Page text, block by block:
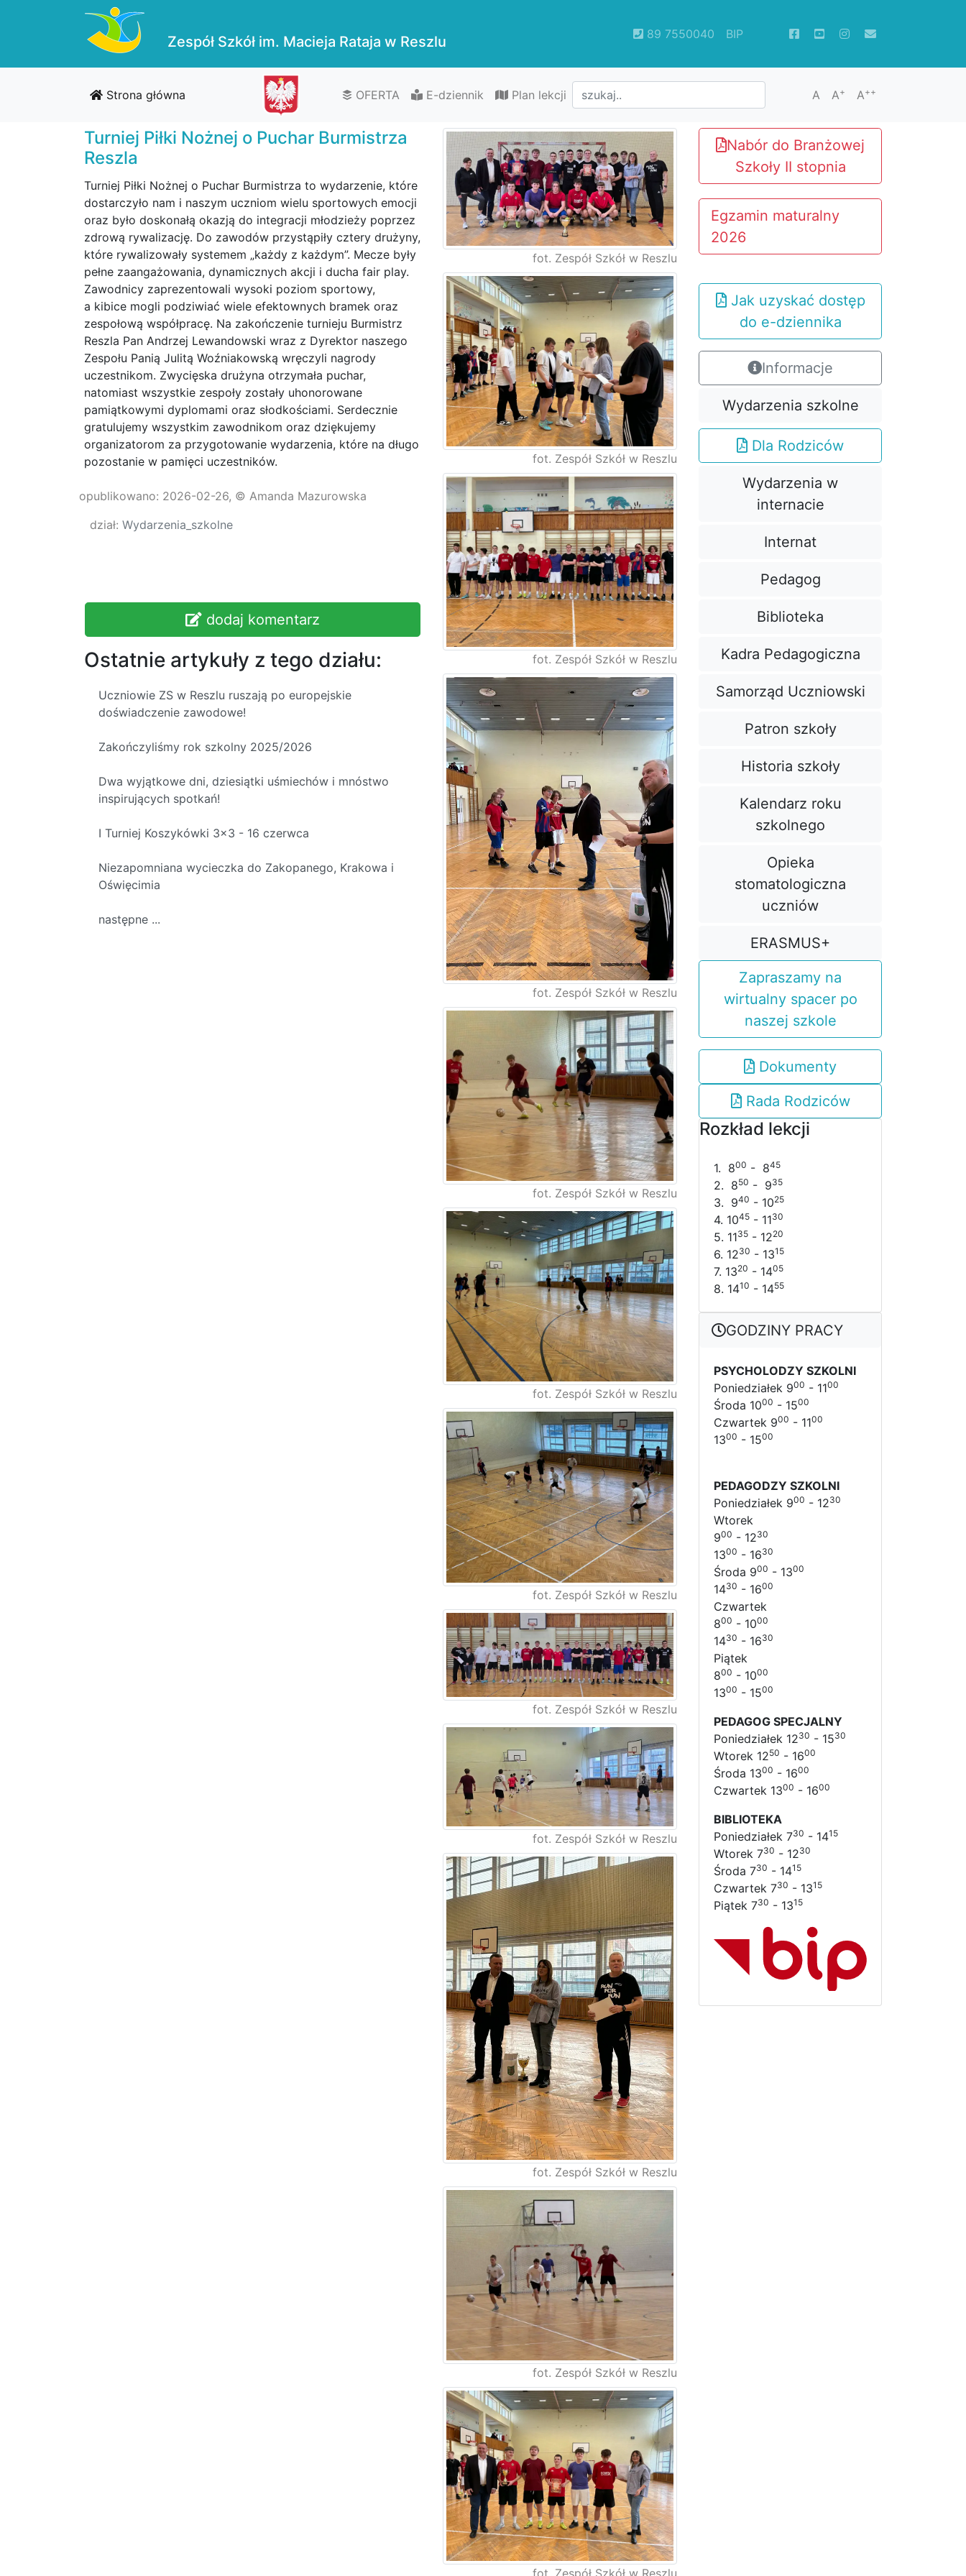
Zespół Szkół im. Macieja Rataja w Reszlu 89 7550040 BIP
Strona główna OFERTA E-dziennik Plan lekcji A A+ A++
Turniej Piłki Nożnej o Puchar Burmistrza
Reszla
Turniej Piłki Nożnej o Puchar Burmistrza to wydarzenie, które
dostarczyło nam i naszym uczniom wielu sportowych emocji
oraz było doskonałą okazją do integracji młodzieży poprzez
zdrową rywalizację. Do zawodów przystąpiły cztery drużyny,
które rywalizowały systemem „każdy z każdym”. Mecze były
pełne zaangażowania, dynamicznych akcji i ducha fair play.
Zawodnicy zaprezentowali wysoki poziom sportowy,
a kibice mogli podziwiać wiele efektownych bramek oraz
zespołową współpracę. Na zakończenie turnieju Burmistrz
Reszla Pan Andrzej Lewandowski wraz z Dyrektor naszego
Zespołu Panią Julitą Woźniakowską wręczyli nagrody
uczestnikom. Zwycięska drużyna otrzymała puchar,
natomiast wszystkie zespoły zostały uhonorowane
pamiątkowymi dyplomami oraz słodkościami. Serdecznie
gratulujemy wszystkim zawodnikom oraz dziękujemy
organizatorom za przygotowanie wydarzenia, które na długo
pozostanie w pamięci uczestników.
opublikowano: 2026-02-26, © Amanda Mazurowska
dział: Wydarzenia_szkolne
dodaj komentarz
Ostatnie artykuły z tego działu:
Uczniowie ZS w Reszlu ruszają po europejskie
doświadczenie zawodowe!
Zakończyliśmy rok szkolny 2025/2026
Dwa wyjątkowe dni, dziesiątki uśmiechów i mnóstwo
inspirujących spotkań!
I Turniej Koszykówki 3x3 - 16 czerwca
Niezapomniana wycieczka do Zakopanego, Krakowa i
Oświęcimia
następne ...
fot. Zespół Szkół w Reszlu
fot. Zespół Szkół w Reszlu
fot. Zespół Szkół w Reszlu
fot. Zespół Szkół w Reszlu
fot. Zespół Szkół w Reszlu
fot. Zespół Szkół w Reszlu
fot. Zespół Szkół w Reszlu
fot. Zespół Szkół w Reszlu
fot. Zespół Szkół w Reszlu
fot. Zespół Szkół w Reszlu
fot. Zespół Szkół w Reszlu
Nabór do Branżowej
Szkoły II stopnia
Egzamin maturalny
2026
Jak uzyskać dostęp
do e-dziennika
Informacje
Wydarzenia szkolne
Dla Rodziców
Wydarzenia w
internacie
Internat
Pedagog
Biblioteka
Kadra Pedagogiczna
Samorząd Uczniowski
Patron szkoły
Historia szkoły
Kalendarz roku
szkolnego
Opieka
stomatologiczna
uczniów
ERASMUS+
Zapraszamy na
wirtualny spacer po
naszej szkole
Dokumenty
Rada Rodziców
Rozkład lekcji
1. 800 - 845
2. 850 - 935
3. 940 - 1025
4. 1045 - 1130
5. 1135 - 1220
6. 1230 - 1315
7. 1320 - 1405
8. 1410 - 1455
GODZINY PRACY
PSYCHOLODZY SZKOLNI
Poniedziałek 900 - 1100
Środa 1000 - 1500
Czwartek 900 - 1100
1300 - 1500
PEDAGODZY SZKOLNI
Poniedziałek 900 - 1230
Wtorek
900 - 1230
1300 - 1630
Środa 900 - 1300
1430 - 1600
Czwartek
800 - 1000
1430 - 1630
Piątek
800 - 1000
1300 - 1500
PEDAGOG SPECJALNY
Poniedziałek 1230 - 1530
Wtorek 1250 - 1600
Środa 1300 - 1600
Czwartek 1300 - 1600
BIBLIOTEKA
Poniedziałek 730 - 1415
Wtorek 730 - 1230
Środa 730 - 1415
Czwartek 730 - 1315
Piątek 730 - 1315